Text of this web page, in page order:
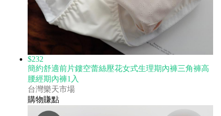
$232
簡約舒適前片鏤空蕾絲壓花女式生理期內褲三角褲高
腰經期內褲1入
台灣樂天市場
購物賺點